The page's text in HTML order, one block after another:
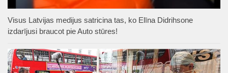
Visus Latvijas medijus satricina tas, ko Elīna Didrihsone
izdarījusi braucot pie Auto stūres!